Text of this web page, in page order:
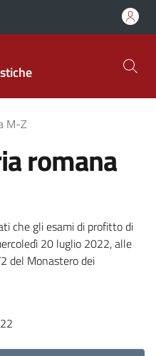
M-Z
romana
che gli esami di profitto di
20 luglio 2022, alle
del Monastero dei